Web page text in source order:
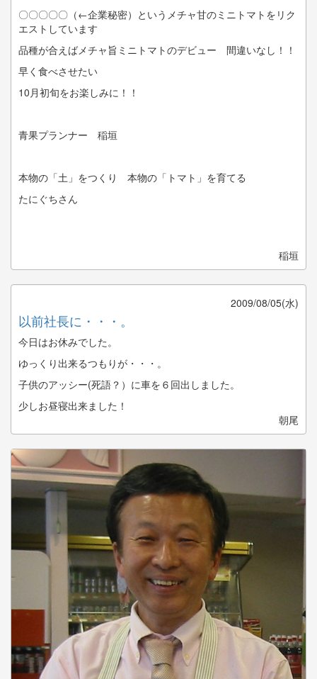
〇〇〇〇〇（←企業秘密）というメチャ甘のミニトマトをリク
エストしています
品種が合えばメチャ旨ミニトマトのデビュー 間違いなし！！
早く食べさせたい
10月初旬をお楽しみに！！
青果プランナー 稲垣
本物の「土」をつくり 本物の「トマト」を育てる
たにぐちさん
稲垣
2009/08/05(水)
以前社長に・・・。
今日はお休みでした。
ゆっくり出来るつもりが・・・。
子供のアッシー(死語？）に車を６回出しました。
少しお昼寝出来ました！
朝尾